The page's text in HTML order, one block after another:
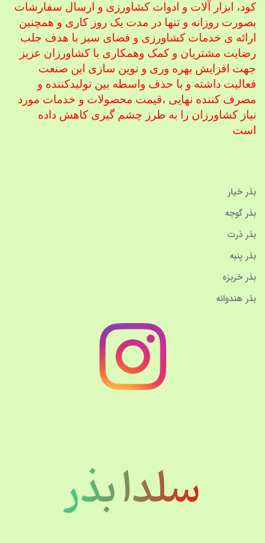
کود، ابزار آلات و ادوات کشاورزی و ارسال سفارشات
بصورت روزانه و تنها در مدت یک روز کاری و همچنین
ارائه ی خدمات کشاورزی و فضای سبز با هدف جلب
رضایت مشتریان و کمک وهمکاری با کشاورزان عزیز
جهت افزایش بهره وری و نوین سازی این صنعت
فعالیت داشته و با حذف واسطه بین تولیدکننده و
مصرف کننده نهایی ،قیمت محصولات و خدمات مورد
نیاز کشاورزان را به طرز چشم گیری کاهش داده
است
بذر خیار
بذر گوجه
بذر ذرت
بذر پنبه
بذر خربزه
بذر هندوانه